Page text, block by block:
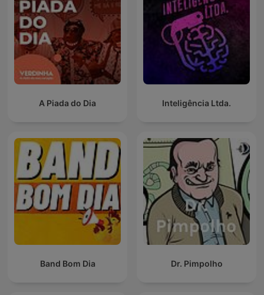
A Piada do Dia Inteligência Ltda.
Band Bom Dia Dr. Pimpolho